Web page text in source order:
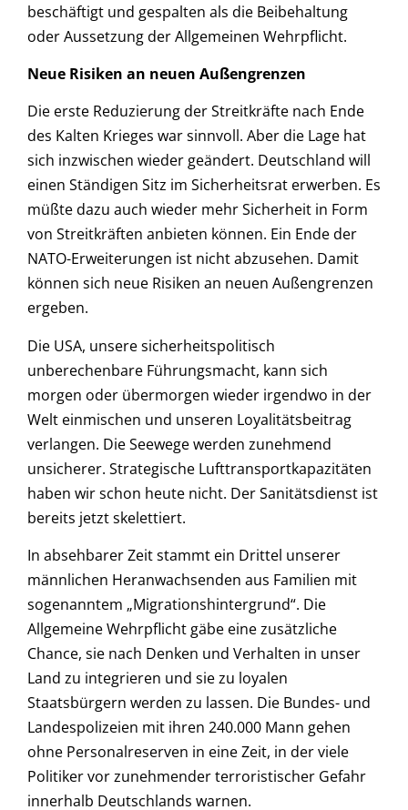
beschäftigt und gespalten als die Beibehaltung
oder Aussetzung der Allgemeinen Wehrpflicht.
Neue Risiken an neuen Außengrenzen
Die erste Reduzierung der Streitkräfte nach Ende
des Kalten Krieges war sinnvoll. Aber die Lage hat
sich inzwischen wieder geändert. Deutschland will
einen Ständigen Sitz im Sicherheitsrat erwerben. Es
müßte dazu auch wieder mehr Sicherheit in Form
von Streitkräften anbieten können. Ein Ende der
NATO-Erweiterungen ist nicht abzusehen. Damit
können sich neue Risiken an neuen Außengrenzen
ergeben.
Die USA, unsere sicherheitspolitisch
unberechenbare Führungsmacht, kann sich
morgen oder übermorgen wieder irgendwo in der
Welt einmischen und unseren Loyalitätsbeitrag
verlangen. Die Seewege werden zunehmend
unsicherer. Strategische Lufttransportkapazitäten
haben wir schon heute nicht. Der Sanitätsdienst ist
bereits jetzt skelettiert.
In absehbarer Zeit stammt ein Drittel unserer
männlichen Heranwachsenden aus Familien mit
sogenanntem „Migrationshintergrund“. Die
Allgemeine Wehrpflicht gäbe eine zusätzliche
Chance, sie nach Denken und Verhalten in unser
Land zu integrieren und sie zu loyalen
Staatsbürgern werden zu lassen. Die Bundes- und
Landespolizeien mit ihren 240.000 Mann gehen
ohne Personalreserven in eine Zeit, in der viele
Politiker vor zunehmender terroristischer Gefahr
innerhalb Deutschlands warnen.